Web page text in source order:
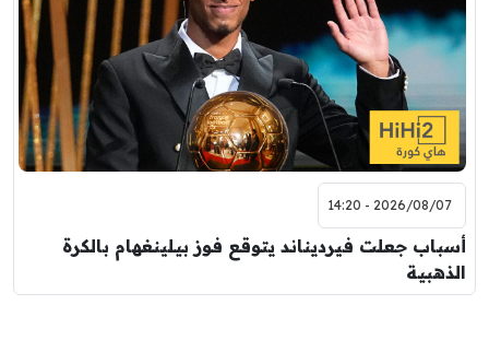
2026/08/07 - 14:20
أسباب جعلت فيرديناند يتوقع فوز بيلينغهام بالكرة
الذهبية